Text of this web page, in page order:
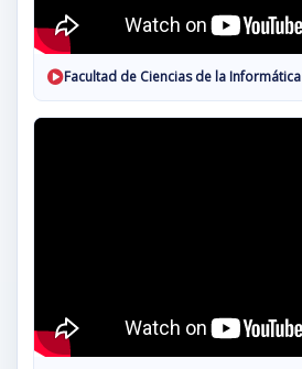
Facultad de Ciencias de la Informática